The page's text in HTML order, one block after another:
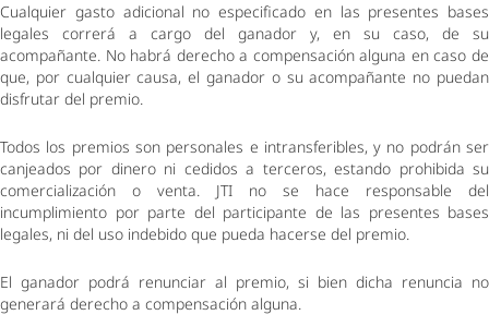
Cualquier gasto adicional no especificado en las presentes bases
legales correrá a cargo del ganador y, en su caso, de su
acompañante. No habrá derecho a compensación alguna en caso de
que, por cualquier causa, el ganador o su acompañante no puedan
disfrutar del premio.
Todos los premios son personales e intransferibles, y no podrán ser
canjeados por dinero ni cedidos a terceros, estando prohibida su
comercialización o venta. JTI no se hace responsable del
incumplimiento por parte del participante de las presentes bases
legales, ni del uso indebido que pueda hacerse del premio.
El ganador podrá renunciar al premio, si bien dicha renuncia no
generará derecho a compensación alguna.